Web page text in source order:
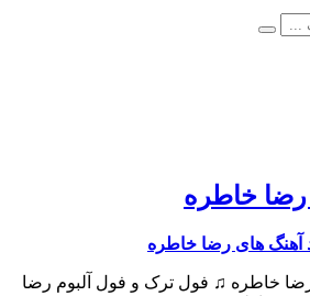
رضا خاطره
آهنگ های رضا خاطره
خاطره ♫ فول ترک و فول آلبوم رضا